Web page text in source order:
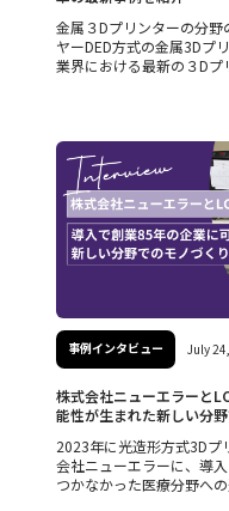
金属３Dプリンターの分
ヤーDED方式の金属3Dプ
業界における最新の３Dプ
事例インタビュー July
株式会社ニューエラーと
能性が生まれた新しい分
2023年に光造形方式3Dプ
会社ニューエラーに、導
つかなかった医療分野へ